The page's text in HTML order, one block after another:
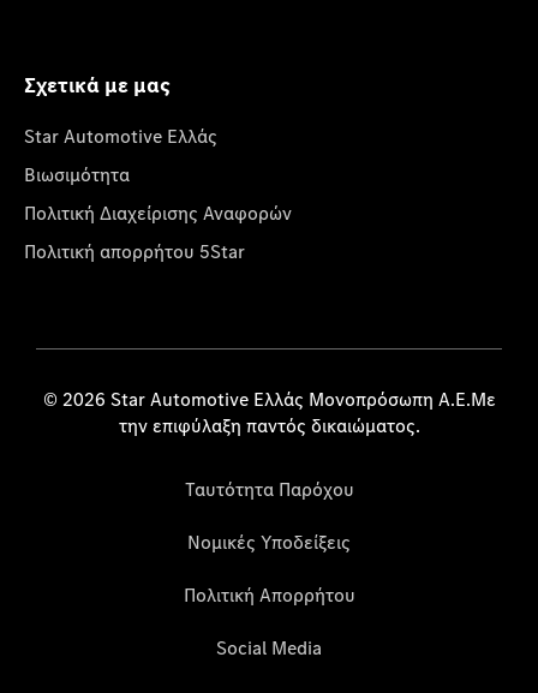
Σχετικά με μας
Star Automotive Ελλάς
Βιωσιμότητα
Πολιτική Διαχείρισης Αναφορών
Πολιτική απορρήτου 5Star
© 2026 Star Automotive Ελλάς Μονοπρόσωπη Α.Ε.Με
την επιφύλαξη παντός δικαιώματος.
Ταυτότητα Παρόχου
Νομικές Υποδείξεις
Πολιτική Απορρήτου
Social Media